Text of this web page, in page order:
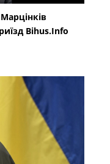
Bihus.Info